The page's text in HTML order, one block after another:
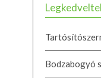
Bodzabogyó